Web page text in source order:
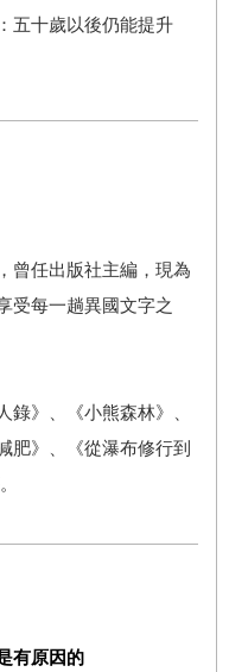
五十歲以後仍能提升
曾任出版社主編，現為
受每一趟異國文字之
錄》、《小熊森林》、
肥》、《從瀑布修行到
有原因的